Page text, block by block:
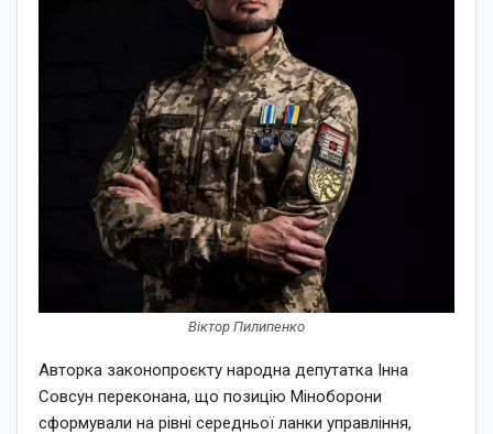
Віктор Пилипенко
Авторка законопроєкту народна депутатка Інна
Совсун переконана, що позицію Міноборони
сформували на рівні середньої ланки управління,